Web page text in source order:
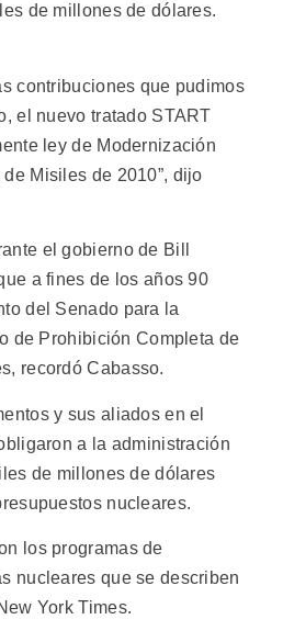
de millones de dólares.
contribuciones que pudimos
el nuevo tratado START
ley de Modernización
Misiles de 2010”, dijo
el gobierno de Bill
a fines de los años 90
del Senado para la
de Prohibición Completa de
recordó Cabasso.
y sus aliados en el
a la administración
de millones de dólares
nucleares.
los programas de
nucleares que se describen
York Times.